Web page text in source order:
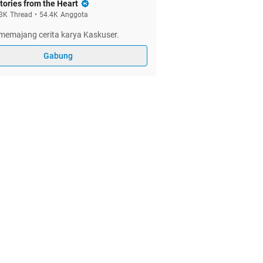
from the Heart
Thread • 54.4K Anggota
cerita karya Kaskuser.
Gabung